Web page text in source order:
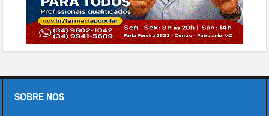
SOBRE NOS